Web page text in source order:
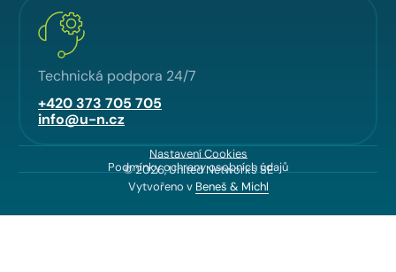
Technická podpora 24/7
+420 373 705 705
info@u-n.cz
Nastavení Cookies
Podmínky ochrany osobních údajů
© 2026, United Networks SE
Vytvořeno v Beneš & Michl